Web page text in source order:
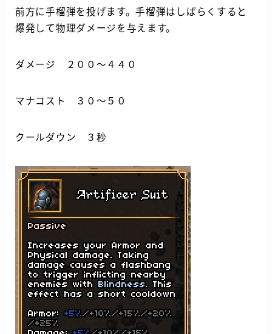
前方に手榴弾を投げます。手榴弾はしばらくすると
爆発して物理ダメージを与えます。
ダメージ ２００～４４０
マナコスト ３０～５０
クールダウン ３秒